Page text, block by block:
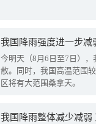
今明天（8月6日至7日）
散。同时，我国高温范围
区将有大范围桑拿天。
我国降雨整体减少减弱